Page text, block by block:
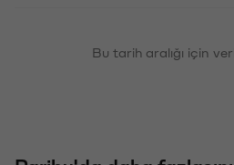
Bu tarih aralığı için